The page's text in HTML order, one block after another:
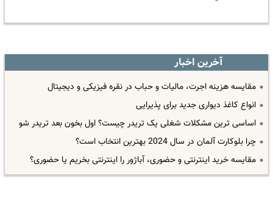
آخرین اخبار
مقایسه هزینه اجرت، مالیات و حباب در نقره فیزیکی و دیجیتال
انواع کاغذ دیواری جدید برای پذیرایی
اساسی ترین مشکلات شغلی یک تریدر چیست؟ اول بخون بعد تریدر شو
چرا بلوکارت آلمان در سال 2024 بهترین انتخاب است؟
مقایسه خرید اینترنتی و حضوری، آباژور را اینترنتی بخریم یا حضوری؟